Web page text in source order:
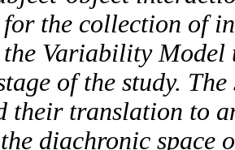
for the collection of
Variability Model
of the study.
their translation to
diachronic space